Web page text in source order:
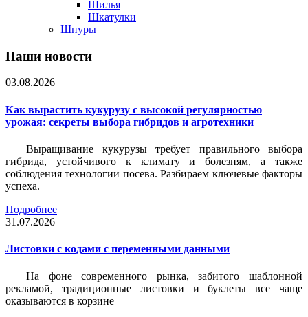
Шилья
Шкатулки
Шнуры
Наши новости
03.08.2026
Как вырастить кукурузу с высокой регулярностью
урожая: секреты выбора гибридов и агротехники
Выращивание кукурузы требует правильного выбора
гибрида, устойчивого к климату и болезням, а также
соблюдения технологии посева. Разбираем ключевые факторы
успеха.
Подробнее
31.07.2026
Листовки c кодами с переменными данными
На фоне современного рынка, забитого шаблонной
рекламой, традиционные листовки и буклеты все чаще
оказываются в корзине